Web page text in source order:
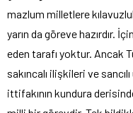
mazlum milletlere
yarın da göreve hazırdır.
eden tarafı yoktur. Ancak
sakıncalı ilişkileri ve
ittifakının kundura